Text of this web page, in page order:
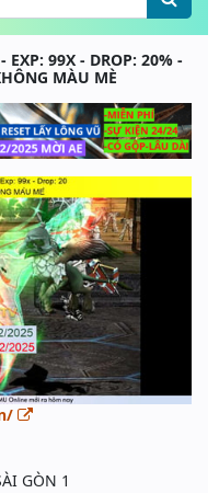
EXP: 99X - DROP: 20% -
MÀU MÈ
GÒN 1